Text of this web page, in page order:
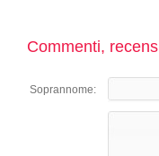
Commenti,
Soprannome: